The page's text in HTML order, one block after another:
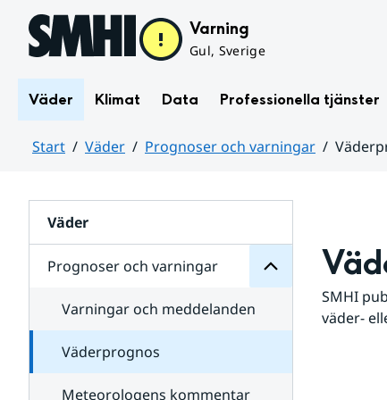
Hoppa till sidans innehåll Varning
Gul, Sverige
Väder Klimat Data Professionella tjänster
Start Väder Prognoser och varningar
Väder
Prognoser och varningar
för
varningar
Varningar och meddelanden
Väderprognos
Meteorologens kommentar
SMHI
väder-